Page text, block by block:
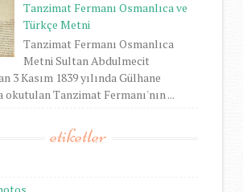
Tanzimat Fermanı Osmanlıca ve
Türkçe Metni
Tanzimat Fermanı Osmanlıca
Metni Sultan Abdulmecit
3 Kasım 1839 yılında Gülhane
okutulan Tanzimat Fermanı'nın ...
etiketler